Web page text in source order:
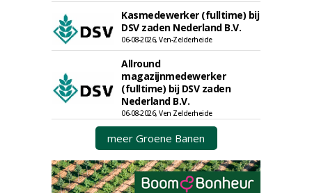
Kasmedewerker (fulltime) bij
DSV zaden Nederland B.V.
06-08-2026, Ven-Zelderheide
Allround
magazijnmedewerker
(fulltime) bij DSV zaden
Nederland B.V.
06-08-2026, Ven Zelderheide
meer Groene Banen